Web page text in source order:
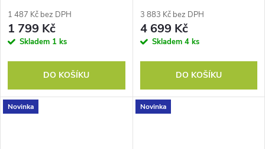
1 487 Kč bez DPH
1 799 Kč
Skladem 1 ks
DO KOŠÍKU
3 883 Kč bez DPH
4 699 Kč
Skladem 4 ks
DO KOŠÍKU
Novinka Novinka